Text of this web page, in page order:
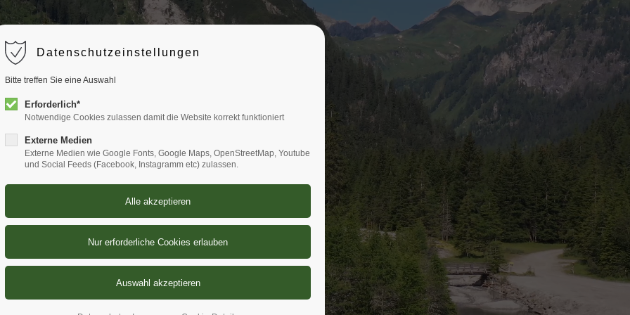
dolor sit amet:
/ 365days
for our customers
- 5:00pm(GMT
San Francisco, CA 94102
Have any questions?
+44 1234 567 890
Drop us a line
About us
Lorem ipsum dolor sit amet,
consectetuer adipiscing elit.
Aenean commodo ligula eget dolor.
Aenean massa. Cum sociis natoque
penatibus et magnis dis parturient
montes, nascetur ridiculus mus. Donec
quam felis, ultricies nec.
Datenschutzeinstellungen
Bitte treffen Sie eine Auswahl
Erforderlich*
Notwendige Cookies zulassen damit die Website korrekt funktioniert
Externe Medien
Externe Medien wie Google Fonts, Google Maps, OpenStreetMap, Youtube
und Social Feeds (Facebook, Instagramm etc) zulassen.